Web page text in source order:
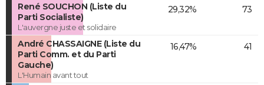
René SOUCHON (Liste du
Parti Socialiste)
L'auvergne juste et solidaire
29,32% 73
André CHASSAIGNE (Liste du
Parti Comm. et du Parti
Gauche)
L'Humain avant tout
16,47% 41